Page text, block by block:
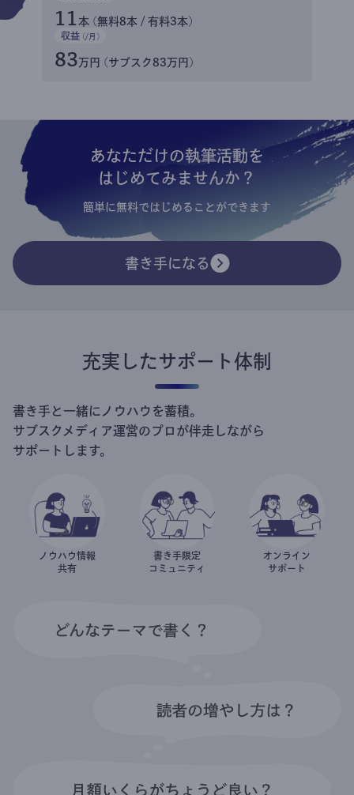
11 本 (無料8本 / 有料3本)
収益 (/月)
83万円 (サブスク83万円)
あなただけの執筆活動を
はじめてみませんか？
簡単に無料ではじめることができます
書き手になる
充実したサポート体制
書き手と一緒にノウハウを蓄積。
サブスクメディア運営のプロが伴走しながら
サポートします。
ノウハウ情報
共有
書き手限定
コミュニティ
オンライン
サポート